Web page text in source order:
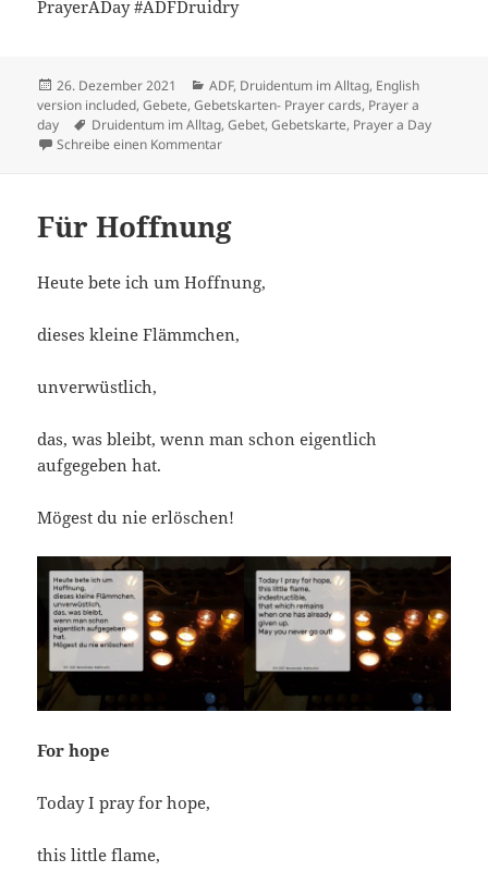
PrayerADay #ADFDruidry
Veröffentlicht
am
26. Dezember 2021 Kategorien
ADF, Druidentum im Alltag, English
version included,Gebete,Gebetskarten- Prayer cards, Prayer a
day
Schlagwörter
Druidentum im Alltag,Gebet,Gebetskarte, Prayer a Day
Schreibe einen Kommentarzu Loslassen
Für Hoffnung
Heute bete ich um Hoffnung,
dieses kleine Flämmchen,
unverwüstlich,
das, was bleibt, wenn man schon eigentlich
aufgegeben hat.
Mögest du nie erlöschen!
For hope
Today I pray for hope,
this little flame,